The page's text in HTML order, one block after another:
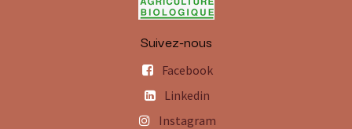
Suivez-nous
Facebook
Linkedin
Instagram